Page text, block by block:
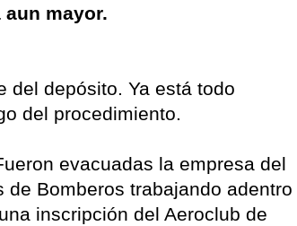
mayor.
del depósito. Ya está todo
del procedimiento.
evacuadas la empresa del
Bomberos trabajando adentro
inscripción del Aeroclub de